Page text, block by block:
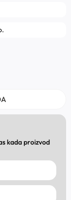
kada proizvod